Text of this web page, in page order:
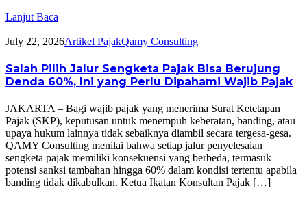
Lanjut Baca
July 22, 2026Artikel PajakQamy Consulting
Salah Pilih Jalur Sengketa Pajak Bisa Berujung
Denda 60%, Ini yang Perlu Dipahami Wajib Pajak
JAKARTA – Bagi wajib pajak yang menerima Surat Ketetapan
Pajak (SKP), keputusan untuk menempuh keberatan, banding, atau
upaya hukum lainnya tidak sebaiknya diambil secara tergesa-gesa.
QAMY Consulting menilai bahwa setiap jalur penyelesaian
sengketa pajak memiliki konsekuensi yang berbeda, termasuk
potensi sanksi tambahan hingga 60% dalam kondisi tertentu apabila
banding tidak dikabulkan. Ketua Ikatan Konsultan Pajak […]